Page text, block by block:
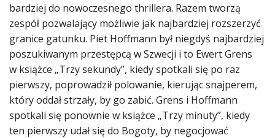
bardziej do nowoczesnego thrillera. Razem tworzą
zespół pozwalający możliwie jak najbardziej rozszerzyć
granice gatunku. Piet Hoffmann był niegdyś najbardziej
poszukiwanym przestępcą w Szwecji i to Ewert Grens
w książce „Trzy sekundy”, kiedy spotkali się po raz
pierwszy, poprowadził polowanie, kierując snajperem,
który oddał strzały, by go zabić. Grens i Hoffmann
spotkali się ponownie w książce „Trzy minuty”, kiedy
ten pierwszy udał się do Bogoty, by negocjować